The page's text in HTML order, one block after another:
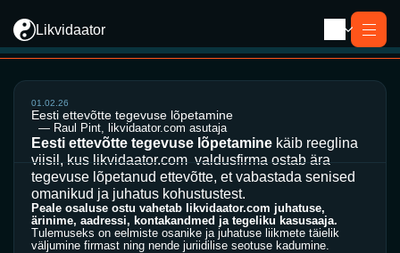
Likvidaator
Teenused
Likvideerimine koos müügiga
Likvideerimine
Saneerimine
Pankrotimenetlus
E-residendi ettevõtte sulgemine
Kontakt
01.02.26
Eesti ettevõtte tegevuse lõpetamine
  — Raul Pint, likvidaator.com asutaja
Eesti ettevõtte tegevuse lõpetamine käib reeglina
viisil, kus likvidaator.com valdusfirma ostab ära
tegevuse lõpetanud ettevõtte, et vabastada senised
omanikud ja juhatus kohustustest.
Peale osaluse ostu vahetab likvidaator.com juhatuse,
Tulemuseks on eelmiste osanike ja juhatuse liikmete täielik
väljumine firmast ning nende juriidilise seotuse kadumine.